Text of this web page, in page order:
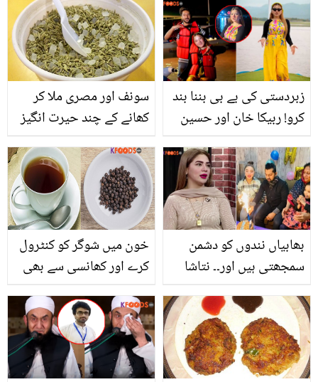
لگانا نہیں بھولیں گے
سونف اور مصری ملا کر
کھانے کے چند حیرت انگیز
زبردستی کی بے بی بننا بند
کرو! ربیکا خان اور حسین
سپاٹے، وائرل ویڈیو پر جم
کے ٹرولنگ
خون میں شوگر کو کنٹرول
کرے اور کھانسی سے بھی
چائے کیسے بنتی ہے؟
جانیں اس کے فائدے
بھابیاں نندوں کو دشمن
سمجھتی ہیں اور۔۔ نتاشا
رگ کو چھیڑتے ہوئے کہا
مشورے دے ڈالے؟